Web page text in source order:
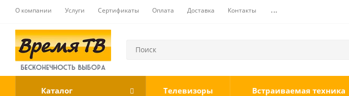
О компании Услуги Сертификаты Оплата Доставка Контакты ...
Каталог Телевизоры Встраиваемая техника